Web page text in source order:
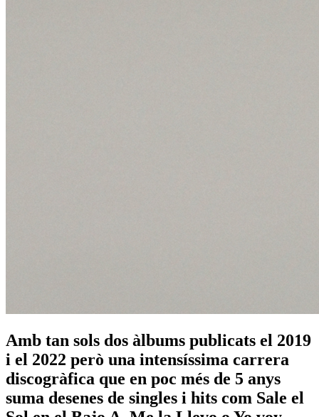
Amb tan sols dos àlbums publicats el 2019
i el 2022 però una intensíssima carrera
discogràfica que en poc més de 5 anys
suma desenes de singles i hits com Sale el